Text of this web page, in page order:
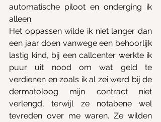
automatische piloot en onderging ik
alleen.
Het oppassen wilde ik niet langer dan
een jaar doen vanwege een behoorlijk
lastig kind, bij een callcenter werkte ik
puur uit nood om wat geld te
verdienen en zoals ik al zei werd bij de
dermatoloog mijn contract niet
verlengd, terwijl ze notabene wel
tevreden over me waren. Ze wilden